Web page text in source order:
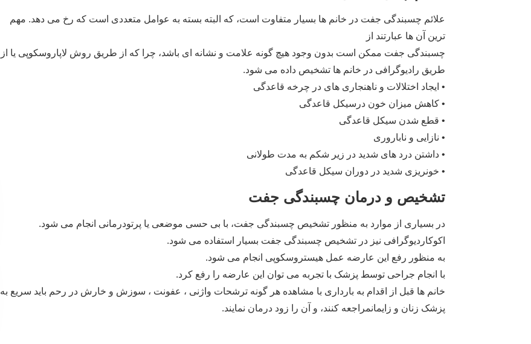
علائم چسبندگی جفت در خانم ها بسیار متفاوت است، که البته بسته به عوامل متعددی است که رخ می دهد. مهم
ترین آن ها عبارتند از
چسبندگی جفت ممکن است بدون وجود هیچ گونه علامت و نشانه ای باشد، چرا که از طریق روش لاپاروسکوپی یا از
طریق رادیوگرافی در خانم ها تشخیص داده می شود.
• ایجاد اختلالات و ناهنجاری های در چرخه قاعدگی
• کاهش میزان خون درسیکل قاعدگی
• قطع شدن سیکل قاعدگی
• نازایی و ناباروری
• داشتن درد های شدید در زیر شکم به مدت طولانی
• خونریزی شدید در دوران سیکل قاعدگی
تشخیص و درمان چسبندگی جفت
در بسیاری از موارد به منظور تشخیص چسبندگی جفت، با بی حسی موضعی یا پرتودرمانی انجام می شود.
اکوکاردیوگرافی نیز در تشخیص چسبندگی جفت بسیار استفاده می شود.
به منظور رفع این عارضه عمل هیستروسکوپی انجام می شود.
با انجام جراحی توسط پزشک با تجربه می توان این عارضه را رفع کرد.
خانم ها قبل از اقدام به بارداری با مشاهده هر گونه ترشحات واژنی ، عفونت ، سوزش و خارش در رحم باید سریع به
پزشک زنان و زایمانمراجعه کنند، و آن را زود درمان نمایند.